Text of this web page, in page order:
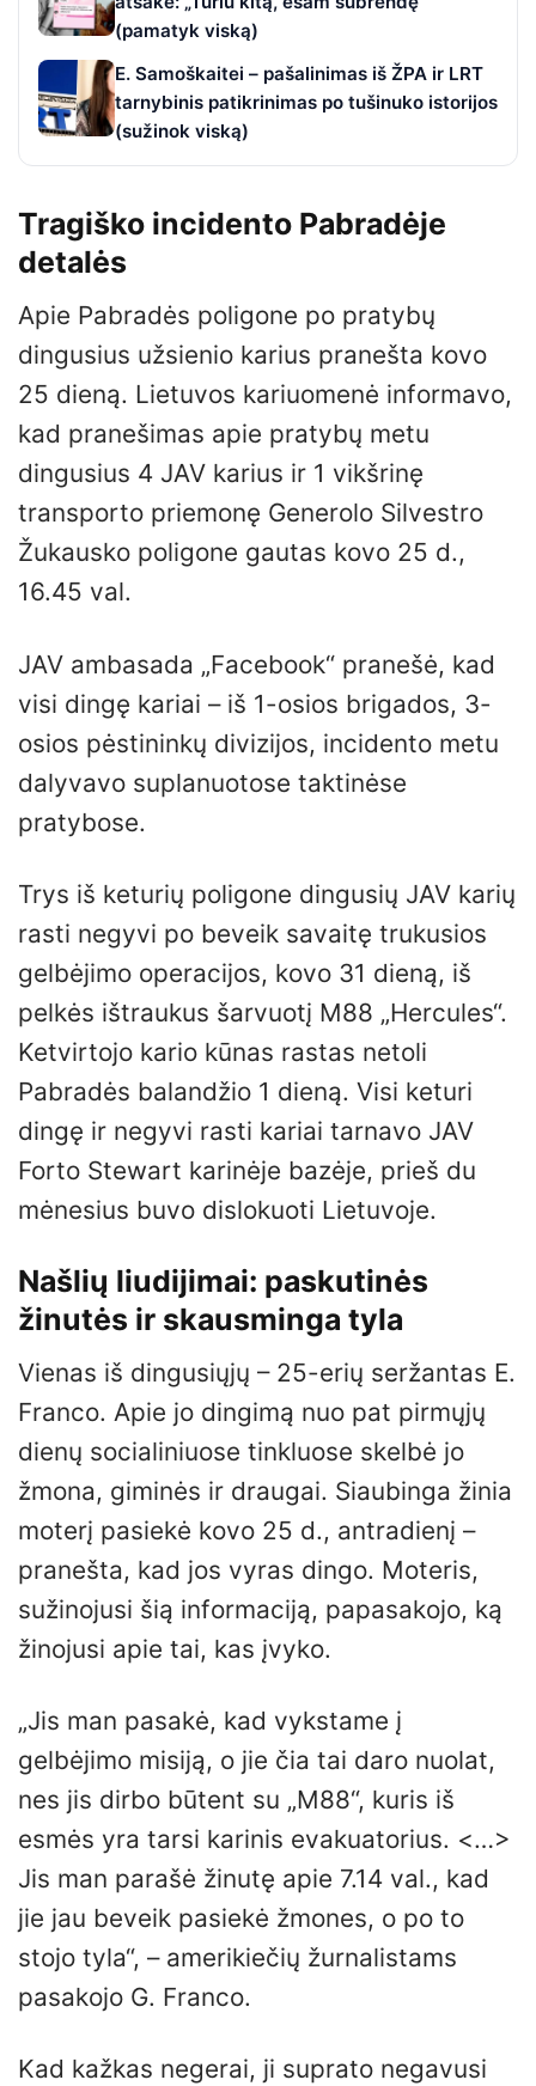
(pamatyk viską)
E. Samoškaitei – pašalinimas iš ŽPA ir LRT
tarnybinis patikrinimas po tušinuko istorijos
(sužinok viską)
Tragiško incidento Pabradėje
detalės
Apie Pabradės poligone po pratybų
dingusius užsienio karius pranešta kovo
25 dieną. Lietuvos kariuomenė informavo,
kad pranešimas apie pratybų metu
dingusius 4 JAV karius ir 1 vikšrinę
transporto priemonę Generolo Silvestro
Žukausko poligone gautas kovo 25 d.,
16.45 val.
JAV ambasada „Facebook“ pranešė, kad
visi dingę kariai – iš 1-osios brigados, 3-
osios pėstininkų divizijos, incidento metu
dalyvavo suplanuotose taktinėse
pratybose.
Trys iš keturių poligone dingusių JAV karių
rasti negyvi po beveik savaitę trukusios
gelbėjimo operacijos, kovo 31 dieną, iš
pelkės ištraukus šarvuotį M88 „Hercules“.
Ketvirtojo kario kūnas rastas netoli
Pabradės balandžio 1 dieną. Visi keturi
dingę ir negyvi rasti kariai tarnavo JAV
Forto Stewart karinėje bazėje, prieš du
mėnesius buvo dislokuoti Lietuvoje.
Našlių liudijimai: paskutinės
žinutės ir skausminga tyla
Vienas iš dingusiųjų – 25-erių seržantas E.
Franco. Apie jo dingimą nuo pat pirmųjų
dienų socialiniuose tinkluose skelbė jo
žmona, giminės ir draugai. Siaubinga žinia
moterį pasiekė kovo 25 d., antradienį –
pranešta, kad jos vyras dingo. Moteris,
sužinojusi šią informaciją, papasakojo, ką
žinojusi apie tai, kas įvyko.
„Jis man pasakė, kad vykstame į
gelbėjimo misiją, o jie čia tai daro nuolat,
nes jis dirbo būtent su „M88“, kuris iš
esmės yra tarsi karinis evakuatorius. <…>
Jis man parašė žinutę apie 7.14 val., kad
jie jau beveik pasiekė žmones, o po to
stojo tyla“, – amerikiečių žurnalistams
pasakojo G. Franco.
Kad kažkas negerai, ji suprato negavusi